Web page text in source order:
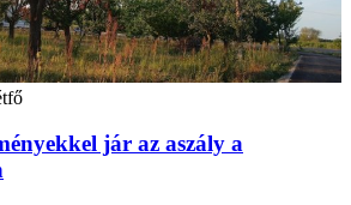
jár az aszály a